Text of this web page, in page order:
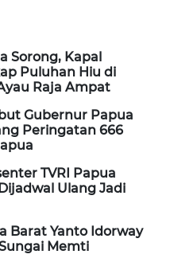
Sorong, Kapal
Puluhan Hiu di
Raja Ampat
Gubernur Papua
Peringatan 666
TVRI Papua
Ulang Jadi
Barat Yanto Idorway
Memti